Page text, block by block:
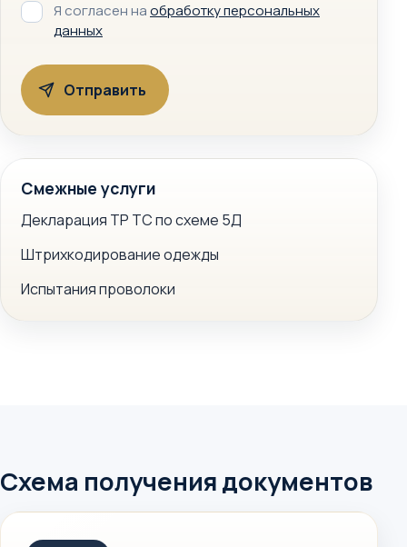
Я согласен наобработку персональных
данных
Смежные услуги
Декларация ТР ТС по схеме 5Д
Штрихкодирование одежды
Испытания проволоки
Схема получения документов